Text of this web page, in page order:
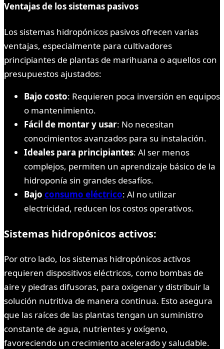
Ventajas de los sistemas pasivos
Los sistemas hidropónicos pasivos ofrecen varias
ventajas, especialmente para cultivadores
principiantes de plantas de marihuana o aquellos con
presupuestos ajustados:
Bajo costo: Requieren poca inversión en equipos
o mantenimiento.
Fácil de montar y usar: No necesitan
conocimientos avanzados para su instalación.
Ideales para principiantes: Al ser menos
complejos, permiten un aprendizaje básico de la
hidroponía sin grandes desafíos.
Bajo consumo eléctrico: Al no utilizar
electricidad, reducen los costos operativos.
Sistemas hidropónicos activos:
Por otro lado, los sistemas hidropónicos activos
requieren dispositivos eléctricos, como bombas de
aire y piedras difusoras, para oxigenar y distribuir la
solución nutritiva de manera continua. Esto asegura
que las raíces de las plantas tengan un suministro
constante de agua, nutrientes y oxígeno,
favoreciendo un crecimiento acelerado y saludable.